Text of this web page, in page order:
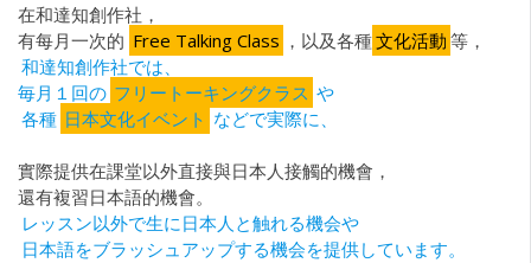
在和達知創作社，
有每月一次的 Free Talking Class ，以及各種文化活動 等，
和達知創作社では、
毎月１回の フリートーキングクラス や
各種 日本文化イベント などで実際に、
實際提供在課堂以外直接與日本人接觸的機會，
還有複習日本語的機會。
レッスン以外で生に日本人と触れる機会や
日本語をブラッシュアップする機会を提供しています。